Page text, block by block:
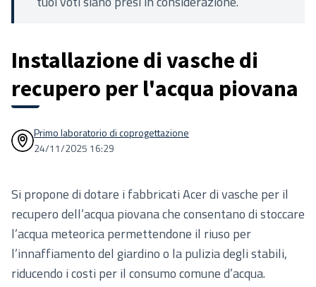
Installazione di vasche di
recupero per l'acqua piovana
Primo laboratorio di coprogettazione
24/11/2025 16:29
Si propone di dotare i fabbricati Acer di vasche per il
recupero dell’acqua piovana che consentano di stoccare
l’acqua meteorica permettendone il riuso per
l’innaffiamento del giardino o la pulizia degli stabili,
riducendo i costi per il consumo comune d’acqua.